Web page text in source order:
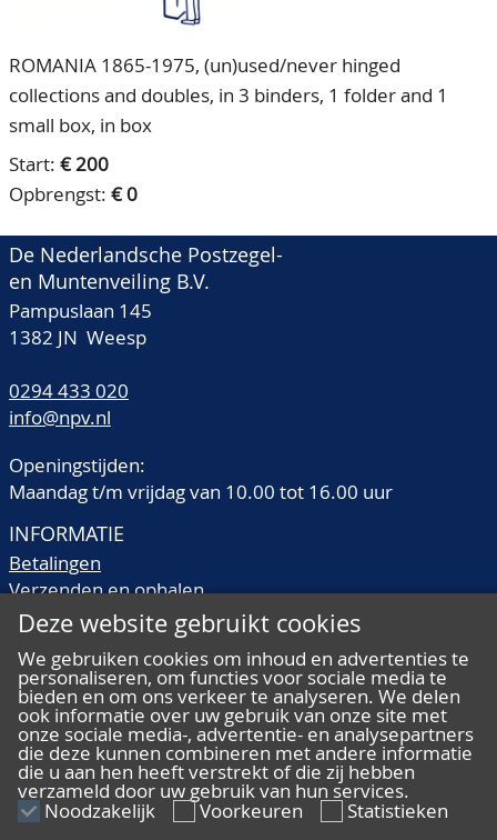
ROMANIA 1865-1975, (un)used/never hinged
collections and doubles, in 3 binders, 1 folder and 1
small box, in box
Start: € 200
Opbrengst: € 0
De Nederlandsche Postzegel-
en Muntenveiling B.V.
Pampuslaan 145
1382 JN Weesp
0294 433 020
info@npv.nl
Openingstijden:
Maandag t/m vrijdag van 10.00 tot 16.00 uur
INFORMATIE
Betalingen
Verzenden en ophalen
Veilingtermen
Kwaliteitsomschrijvingen
Veelgestelde vragen
ALGEMEEN
Deze website gebruikt cookies
We gebruiken cookies om inhoud en advertenties te
personaliseren, om functies voor sociale media te
bieden en om ons verkeer te analyseren. We delen
ook informatie over uw gebruik van onze site met
onze sociale media-, advertentie- en analysepartners
die deze kunnen combineren met andere informatie
die u aan hen heeft verstrekt of die zij hebben
verzameld door uw gebruik van hun services.
Noodzakelijk Voorkeuren
Statistieken